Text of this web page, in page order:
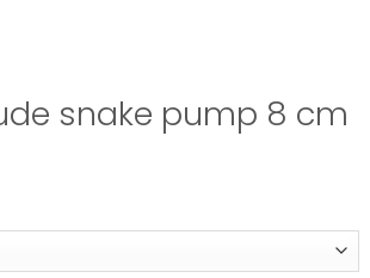
snake pump 8 cm